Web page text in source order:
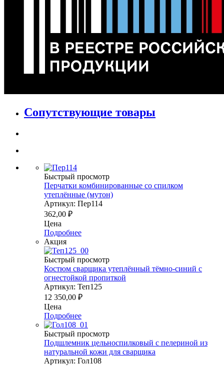
Сопутствующие товары
Быстрый просмотр
Перчатки комбинированные со спилком
утеплённые (мутон)
Артикул: Пер114
362,00 ₽
Цена
Подробнее
Акция
Быстрый просмотр
Костюм сварщика утеплённый тёмно-синий с
огнестойкой пропиткой
Артикул: Теп125
12 350,00 ₽
Цена
Подробнее
Быстрый просмотр
Подшлемник цельноспилковый с пелериной из
натуральной кожи для сварщика
Артикул: Гол108